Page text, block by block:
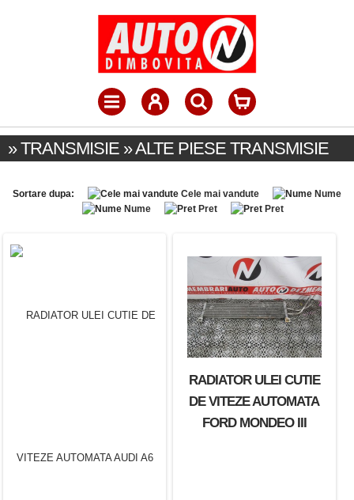
» TRANSMISIE » ALTE PIESE TRANSMISIE
Sortare dupa: Cele mai vandute
Nume
Nume
Pret Pret
RADIATOR ULEI CUTIE
DE VITEZE AUTOMATA
FORD MONDEO III